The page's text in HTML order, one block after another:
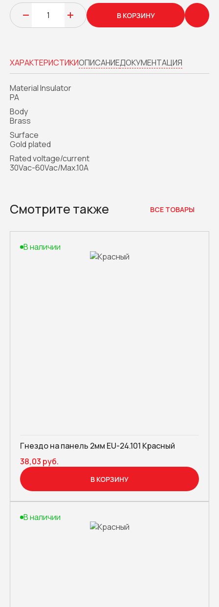
В КОРЗИНУ
ХАРАКТЕРИСТИКИОПИСАНИЕДОКУМЕНТАЦИЯ
Material Insulator
PA
Body
Brass
Surface
Gold plated
Rated voltage/current
30Vac-60Vac/Max.10A
Смотрите также ВСЕ ТОВАРЫ
Гнездо на панель 2мм EU-24.101 Красный
38,03 руб.
В КОРЗИНУ
В наличии
В наличии